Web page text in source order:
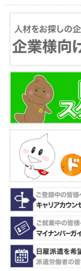
運営するするメディア
2025年07月22日
≪メディア掲載≫ユニー
人キャリア協会にドム